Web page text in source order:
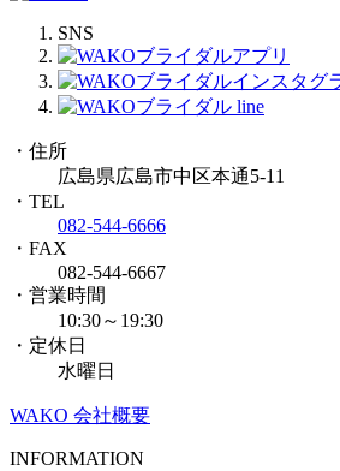
SNS
・住所
広島県広島市中区本通5-11
・TEL
082-544-6666
・FAX
082-544-6667
・営業時間
10:30～19:30
・定休日
水曜日
WAKO 会社概要
INFORMATION